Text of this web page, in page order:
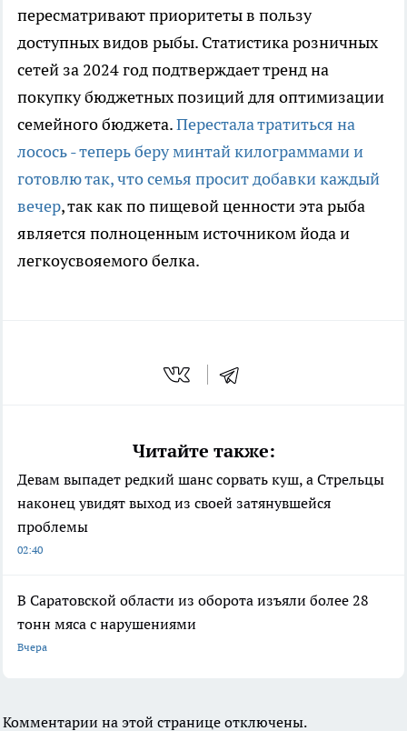
пересматривают приоритеты в пользу
доступных видов рыбы. Статистика розничных
сетей за 2024 год подтверждает тренд на
покупку бюджетных позиций для оптимизации
семейного бюджета.Перестала тратиться на
лосось - теперь беру минтай килограммами и
готовлю так, что семья просит добавки каждый
вечер, так как по пищевой ценности эта рыба
является полноценным источником йода и
легкоусвояемого белка.
Читайте также:
Девам выпадет редкий шанс сорвать куш, а Стрельцы
наконец увидят выход из своей затянувшейся
проблемы
02:40
В Саратовской области из оборота изъяли более 28
тонн мяса с нарушениями
Вчера
Комментарии на этой странице отключены.